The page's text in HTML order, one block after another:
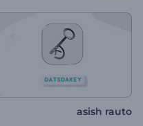
asish rauto